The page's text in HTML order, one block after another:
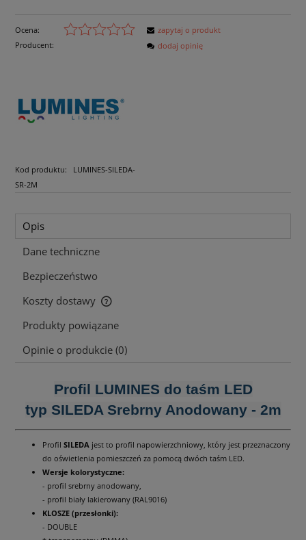
Ocena:
Producent:
Kod produktu:
LUMINES-SILEDA-
SR-2M
zapytaj o produkt
dodaj opinię
Opis
Dane techniczne
Bezpieczeństwo
Koszty dostawy
Cena nie zawiera ewentualnych kosztów płatności
Produkty powiązane
Opinie o produkcie (0)
Profil LUMINES do taśm LED
typ SILEDA Srebrny Anodowany - 2m
Profil SILEDA jest to profil napowierzchniowy, który jest przeznaczony
do oświetlenia pomieszczeń za pomocą dwóch taśm LED.
Wersje kolorystyczne:
- profil srebrny anodowany,
- profil biały lakierowany (RAL9016)
KLOSZE (przesłonki):
- DOUBLE